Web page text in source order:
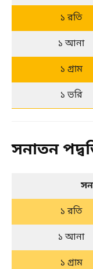
১ রতি
১ আনা
১ গ্রাম
১ ভরি
সনাতন
১ রতি
১ আনা
১ গ্রাম